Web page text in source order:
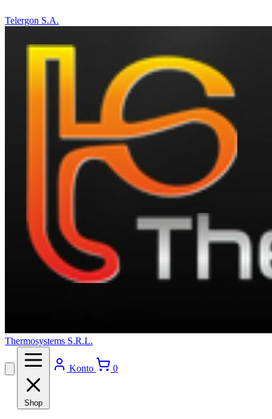
Telergon S.A.
Thermosystems S.R.L.
Shop
Konto 0